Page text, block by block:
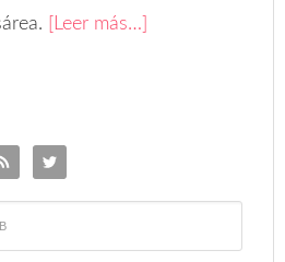
[Leer más…]